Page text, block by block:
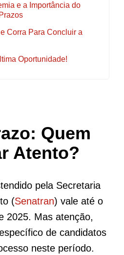
e a Importância do
Corra Para Concluir a
Oportunidade!
Quem
Atento?
pela Secretaria
(Senatran) vale até o
2025. Mas atenção,
de candidatos
neste período.